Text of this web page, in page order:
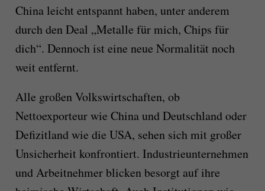
China leicht entspannt haben, unter anderem
durch den Deal „Metalle für mich, Chips für
dich“. Dennoch ist eine neue Normalität noch
weit entfernt.
Alle großen Volkswirtschaften, ob
Nettoexporteur wie China und Deutschland oder
Defizitland wie die USA, sehen sich mit großer
Unsicherheit konfrontiert. Industrieunternehmen
und Arbeitnehmer blicken besorgt auf ihre